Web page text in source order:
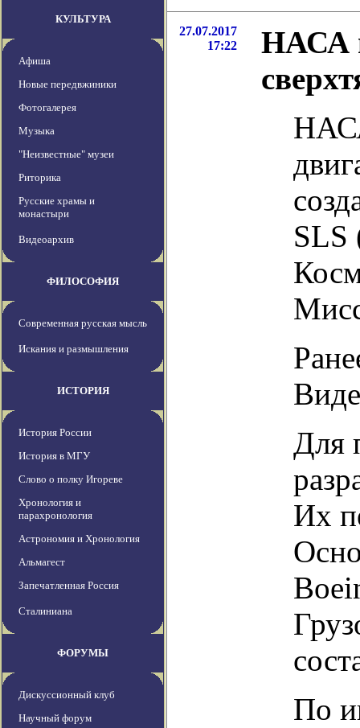
КУЛЬТУРА
Афиша
Новые передвжиники
Фотогалерея
Музыка
"Неизвестные" музеи
Риторика
Русские храмы и
монастыри
Видеоархив
ФИЛОСОФИЯ
Современная русская мысль
Искания и размышления
ИСТОРИЯ
История России
История в МГУ
Слово о полку Игореве
Хронология и
парахронология
Астрономия и Хронология
Альмагест
Запечатленная Россия
Сталиниана
ФОРУМЫ
Дискуссионный клуб
Научный форум
27.07.2017
17:22
НАСА
SLS
Для
Их
По